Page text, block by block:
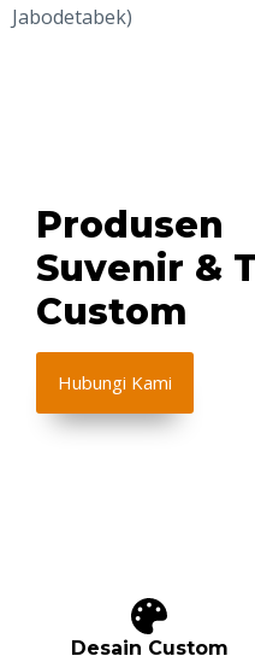
Jabodetabek)
Produsen
Suvenir &
Custom
Hubungi Kami
Desain Custom